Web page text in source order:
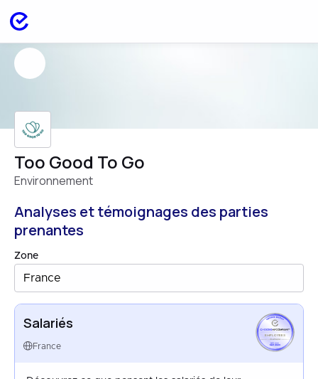
Too Good To Go
Environnement
Analyses et témoignages des parties
prenantes
Zone
France
Salariés
France
EMPLOYEES
FRANCE
SEP 2023